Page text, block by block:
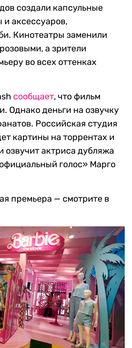
создали капсульные
аксессуаров,
Кинотеатры заменили
а зрители
во всех оттенках
сообщает, что фильм
Однако деньги на озвучку
Российская студия
картины на торрентах и
озвучит актриса дубляжа
голос» Марго
премьера — смотрите в